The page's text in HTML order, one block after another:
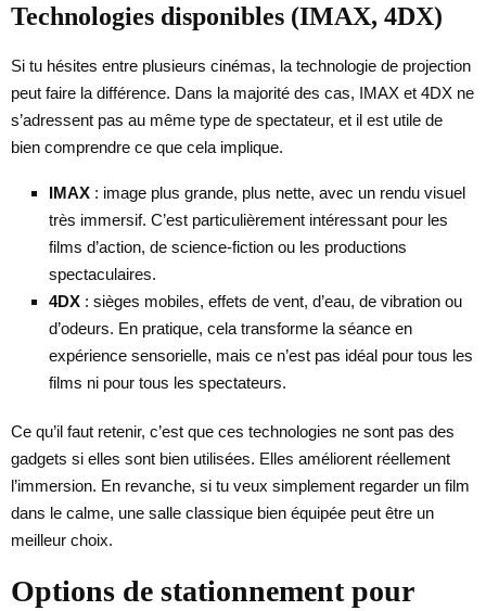
Technologies disponibles (IMAX, 4DX)
Si tu hésites entre plusieurs cinémas, la technologie de projection
peut faire la différence. Dans la majorité des cas, IMAX et 4DX ne
s’adressent pas au même type de spectateur, et il est utile de
bien comprendre ce que cela implique.
IMAX : image plus grande, plus nette, avec un rendu visuel
très immersif. C’est particulièrement intéressant pour les
films d’action, de science-fiction ou les productions
spectaculaires.
4DX : sièges mobiles, effets de vent, d’eau, de vibration ou
d’odeurs. En pratique, cela transforme la séance en
expérience sensorielle, mais ce n’est pas idéal pour tous les
films ni pour tous les spectateurs.
Ce qu’il faut retenir, c’est que ces technologies ne sont pas des
gadgets si elles sont bien utilisées. Elles améliorent réellement
l’immersion. En revanche, si tu veux simplement regarder un film
dans le calme, une salle classique bien équipée peut être un
meilleur choix.
Options de stationnement pour